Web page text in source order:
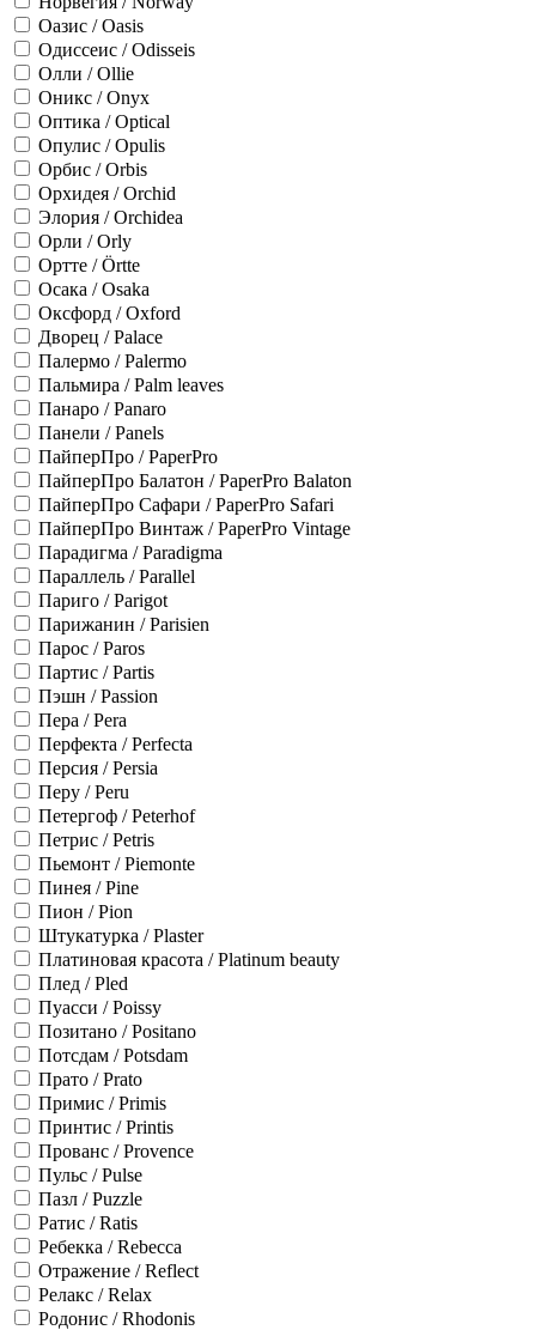
Оазис / Oasis
Одиссеис / Odisseis
Олли / Ollie
Оникс / Onyx
Оптика / Optical
Опулис / Opulis
Орбис / Orbis
Орхидея / Orchid
Элория / Orchidea
Орли / Orly
Ортте / Örtte
Осака / Osaka
Оксфорд / Oxford
Дворец / Palace
Палермо / Palermo
Пальмира / Palm leaves
Панаро / Panaro
Панели / Panels
ПайперПро / PaperPro
ПайперПро Балатон / PaperPro Balaton
ПайперПро Сафари / PaperPro Safari
ПайперПро Винтаж / PaperPro Vintage
Парадигма / Paradigma
Параллель / Parallel
Париго / Parigot
Парижанин / Parisien
Парос / Paros
Партис / Partis
Пэшн / Passion
Пера / Pera
Перфекта / Perfecta
Персия / Persia
Перу / Peru
Петергоф / Peterhof
Петрис / Petris
Пьемонт / Piemonte
Пинея / Pine
Пион / Pion
Штукатурка / Plaster
Платиновая красота / Platinum beauty
Плед / Pled
Пуасси / Poissy
Позитано / Positano
Потсдам / Potsdam
Прато / Prato
Примис / Primis
Принтис / Printis
Прованс / Provence
Пульс / Pulse
Пазл / Puzzle
Ратис / Ratis
Ребекка / Rebecca
Отражение / Reflect
Релакс / Relax
Родонис / Rhodonis